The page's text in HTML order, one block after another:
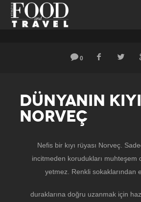
0
DÜNYANIN
NORVEÇ
Nefis bir kıyı rüyası Norveç.
incitmeden korudukları muhteşem
yetmez. Renkli sokaklarından
duraklarına doğru uzanmak için